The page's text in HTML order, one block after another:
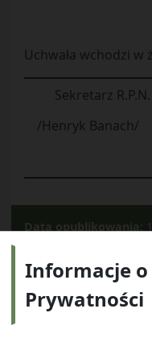
Uchwała wchodzi w
Sekretarz R.P.N.
/Henryk Banach/
Data opublikowania:
Informacje o
Prywatności